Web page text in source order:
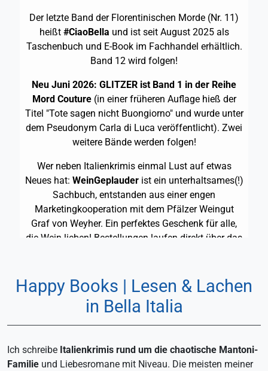
Der letzte Band der Florentinischen Morde (Nr. 11)
heißt #CiaoBella und ist seit August 2025 als
Taschenbuch und E-Book im Fachhandel erhältlich.
Band 12 wird folgen!
Neu Juni 2026: GLITZER ist Band 1 in der Reihe
Mord Couture (in einer früheren Auflage hieß der
Titel "Tote sagen nicht Buongiorno" und wurde unter
dem Pseudonym Carla di Luca veröffentlicht). Zwei
weitere Bände werden folgen!
Wer neben Italienkrimis einmal Lust auf etwas
Neues hat: WeinGeplauderist ein unterhaltsames(!)
Sachbuch, entstanden aus einer engen
Marketingkooperation mit dem Pfälzer Weingut
Graf von Weyher. Ein perfektes Geschenk für alle,
die Wein lieben! Bestellungen laufen direkt über das
Mehr zu GLITZER (Mord Couture 1)
Happy Books | Lesen & Lachen
in Bella Italia
Ich schreibe Italienkrimis rund um die chaotische Mantoni-
Familie und Liebesromane mit Niveau. Die meisten meiner